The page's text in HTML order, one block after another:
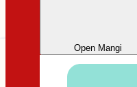
Open Mangi